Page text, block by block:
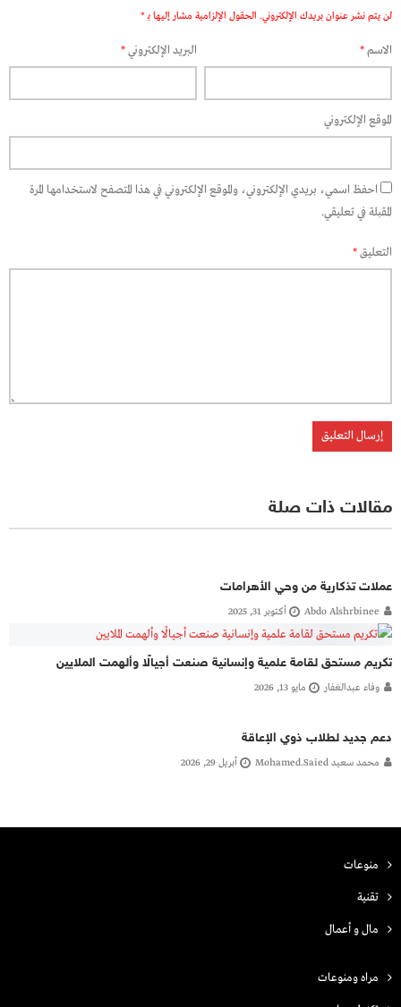
لن يتم نشر عنوان بريدك الإلكتروني. الحقول الإلزامية مشار إليها بـ *
الاسم* البريد الإلكتروني*
الموقع الإلكتروني
احفظ اسمي، بريدي الإلكتروني، والموقع الإلكتروني في هذا المتصفح لاستخدامها المرة
المقبلة في تعليقي.
التعليق*
مقالات ذات صلة
عملات تذكارية من وحي الأهرامات
Abdo Alshrbinee أكتوبر 31, 2025
تكريم مستحق لقامة علمية وإنسانية صنعت أجيالًا وألهمت الملايين
وفاء عبدالغفار مايو 13, 2026
دعم جديد لطلاب ذوي الإعاقة
محمد سعيد Mohamed.saied أبريل 29, 2026
منوعات
تقنية
مال و أعمال
مراه ومنوعات